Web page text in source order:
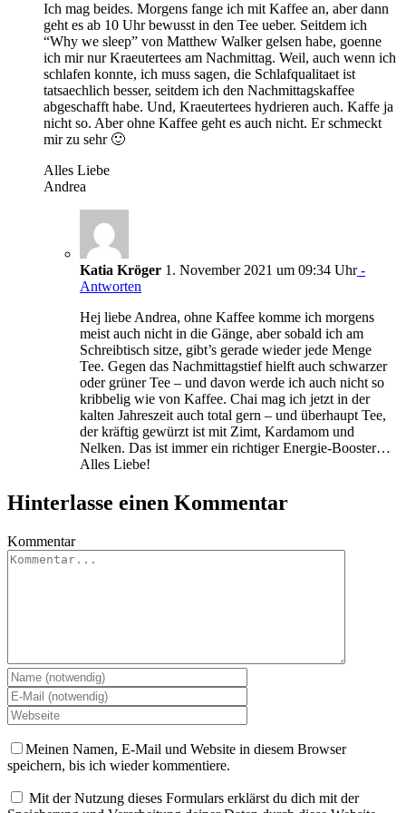
Ich mag beides. Morgens fange ich mit Kaffee an, aber dann
geht es ab 10 Uhr bewusst in den Tee ueber. Seitdem ich
“Why we sleep” von Matthew Walker gelsen habe, goenne
ich mir nur Kraeutertees am Nachmittag. Weil, auch wenn ich
schlafen konnte, ich muss sagen, die Schlafqualitaet ist
tatsaechlich besser, seitdem ich den Nachmittagskaffee
abgeschafft habe. Und, Kraeutertees hydrieren auch. Kaffe ja
nicht so. Aber ohne Kaffee geht es auch nicht. Er schmeckt
mir zu sehr 🙂
Alles Liebe
Andrea
Katia Kröger 1. November 2021 um 09:34 Uhr-
Antworten
Hej liebe Andrea, ohne Kaffee komme ich morgens
meist auch nicht in die Gänge, aber sobald ich am
Schreibtisch sitze, gibt’s gerade wieder jede Menge
Tee. Gegen das Nachmittagstief hielft auch schwarzer
oder grüner Tee – und davon werde ich auch nicht so
kribbelig wie von Kaffee. Chai mag ich jetzt in der
kalten Jahreszeit auch total gern – und überhaupt Tee,
der kräftig gewürzt ist mit Zimt, Kardamom und
Nelken. Das ist immer ein richtiger Energie-Booster…
Alles Liebe!
Hinterlasse einen Kommentar
Kommentar
Meinen Namen, E-Mail und Website in diesem Browser
speichern, bis ich wieder kommentiere.
Mit der Nutzung dieses Formulars erklärst du dich mit der